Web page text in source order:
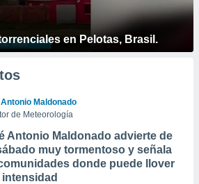
en Pelotas, Brasil.
Maldonado
de Meteorología
Antonio Maldonado advierte de
muy tormentoso y señala
donde puede llover